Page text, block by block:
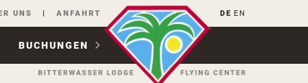
UNS ANFAHRT DE EN
BUCHUNGEN